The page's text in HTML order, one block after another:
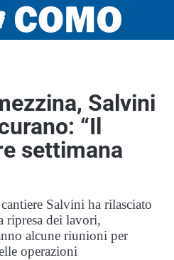
Salvini
“Il
settimana
Salvini ha rilasciato
ripresa dei lavori,
alcune riunioni per
operazioni